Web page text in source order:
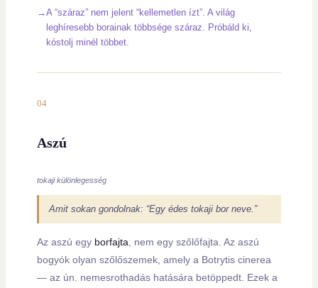
A “száraz” nem jelent “kellemetlen ízt”. A világ
leghíresebb borainak többsége száraz. Próbáld ki,
kóstolj minél többet.
04
Aszú
tokaji különlegesség
Amit sokan gondolnak: “Egy édes tokaji bor neve.”
Az aszú egy borfajta , nem egy szőlőfajta. Az aszú
bogyók olyan szőlőszemek, amely a Botrytis cinerea
— az ún. nemesrothadás hatására betöppedt. Ezek a